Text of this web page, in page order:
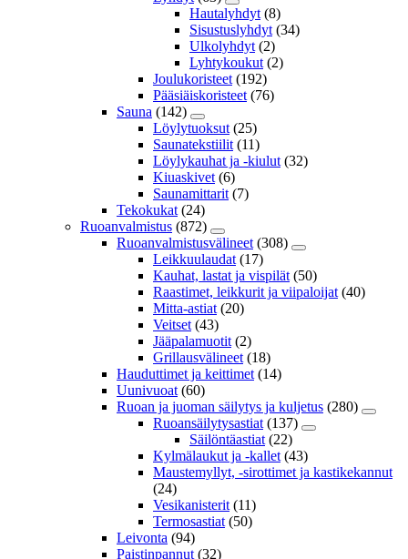
Hautalyhdyt (8)
Sisustuslyhdyt (34)
Ulkolyhdyt (2)
Lyhtykoukut (2)
Joulukoristeet (192)
Pääsiäiskoristeet (76)
Sauna (142)
Löylytuoksut (25)
Saunatekstiilit (11)
Löylykauhat ja -kiulut (32)
Kiuaskivet (6)
Saunamittarit (7)
Tekokukat (24)
Ruoanvalmistus (872)
Ruoanvalmistusvälineet (308)
Leikkuulaudat (17)
Kauhat, lastat ja vispilät (50)
Raastimet, leikkurit ja viipaloijat (40)
Mitta-astiat (20)
Veitset (43)
Jääpalamuotit (2)
Grillausvälineet (18)
Hauduttimet ja keittimet (14)
Uunivuoat (60)
Ruoan ja juoman säilytys ja kuljetus (280)
Ruoansäilytysastiat (137)
Säilöntäastiat (22)
Kylmälaukut ja -kallet (43)
Maustemyllyt, -sirottimet ja kastikekannut
(24)
Vesikanisterit (11)
Termosastiat (50)
Leivonta (94)
Paistinpannut (32)